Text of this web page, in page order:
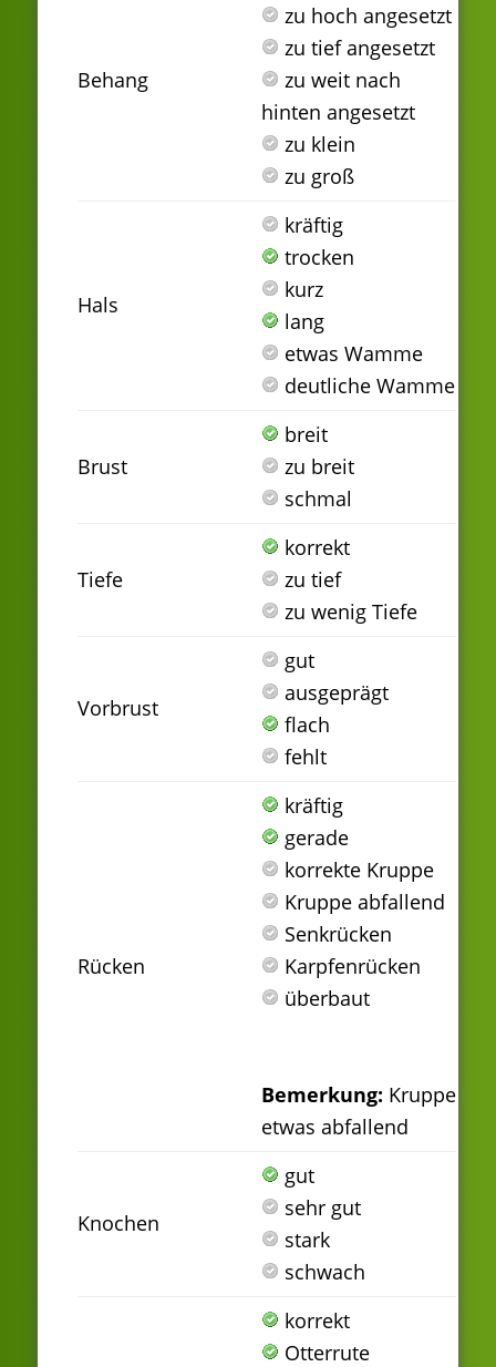
Behang
zu hoch angesetzt
zu tief angesetzt
zu weit nach
hinten angesetzt
zu klein
zu groß
Hals
kräftig
trocken
kurz
lang
etwas Wamme
deutliche Wamme
Brust
breit
zu breit
schmal
Tiefe
korrekt
zu tief
zu wenig Tiefe
Vorbrust
gut
ausgeprägt
flach
fehlt
Rücken
kräftig
gerade
korrekte Kruppe
Kruppe abfallend
Senkrücken
Karpfenrücken
überbaut
Bemerkung: Kruppe
etwas abfallend
Knochen
gut
sehr gut
stark
schwach
korrekt
Otterrute